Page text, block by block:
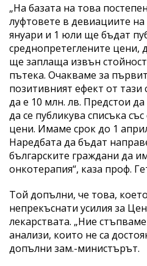
„На базата на това
луфтовете в девиациите
януари и 1 юли ще бъдат
среднопретеглените цени,
ще заплаща извън
пътека. Очакваме за
позитивният ефект от тази
да е 10 млн. лв. Предстои
да се публикува списъка
цени. Имаме срок до 1
Наредбата да бъдат
българските граждани да
онкотерапия“, каза проф.
Той допълни, че това,
непрекъснати усилия за
лекарствата. „Ние
анализи, които не са
допълни зам.-министърът.